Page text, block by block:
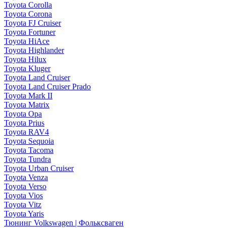
Toyota Corolla
Toyota Corona
Toyota FJ Cruiser
Toyota Fortuner
Toyota HiAce
Toyota Highlander
Toyota Hilux
Toyota Kluger
Toyota Land Cruiser
Toyota Land Cruiser Prado
Toyota Mark II
Toyota Matrix
Toyota Opa
Toyota Prius
Toyota RAV4
Toyota Sequoia
Toyota Tacoma
Toyota Tundra
Toyota Urban Cruiser
Toyota Venza
Toyota Verso
Toyota Vios
Toyota Vitz
Toyota Yaris
Тюнинг Volkswagen | Фольксваген